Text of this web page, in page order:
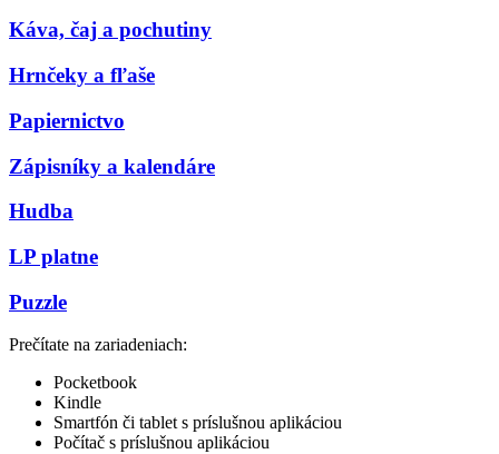
Káva, čaj a pochutiny
Hrnčeky a fľaše
Papiernictvo
Zápisníky a kalendáre
Hudba
LP platne
Puzzle
Prečítate na zariadeniach:
Pocketbook
Kindle
Smartfón či tablet s príslušnou aplikáciou
Počítač s príslušnou aplikáciou